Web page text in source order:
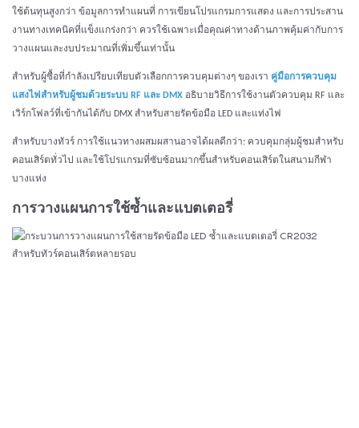
ใช้ต้นทุนสูงกว่า ข้อมูลการทำแผนที่ การเขียนโปรแกรมการแสดง และการประสาน
งานทางเทคนิคที่แข็งแกร่งกว่า ควรใช้เฉพาะเมื่อคุณค่าทางด้านภาพคุ้มค่ากับการ
วางแผนและงบประมาณที่เพิ่มขึ้นเท่านั้น
สำหรับผู้ซื้อที่กำลังเปรียบเทียบตัวเลือกการควบคุมต่างๆ ของเรา คู่มือการควบคุม
แสงไฟสำหรับผู้ชมด้วยระบบ RF และ DMX อธิบายวิธีการใช้งานตัวควบคุม RF และ
เวิร์กโฟลว์ที่เข้ากันได้กับ DMX สำหรับสายรัดข้อมือ LED และแท่งไฟ
สำหรับบางทัวร์ การใช้แนวทางผสมผสานอาจได้ผลดีกว่า: ควบคุมกลุ่มผู้ชมสำหรับ
คอนเสิร์ตทั่วไป และใช้โปรแกรมที่ซับซ้อนมากขึ้นสำหรับคอนเสิร์ตในสนามกีฬา
บางแห่ง
การวางแผนการใช้ซ้ำและแบตเตอรี่